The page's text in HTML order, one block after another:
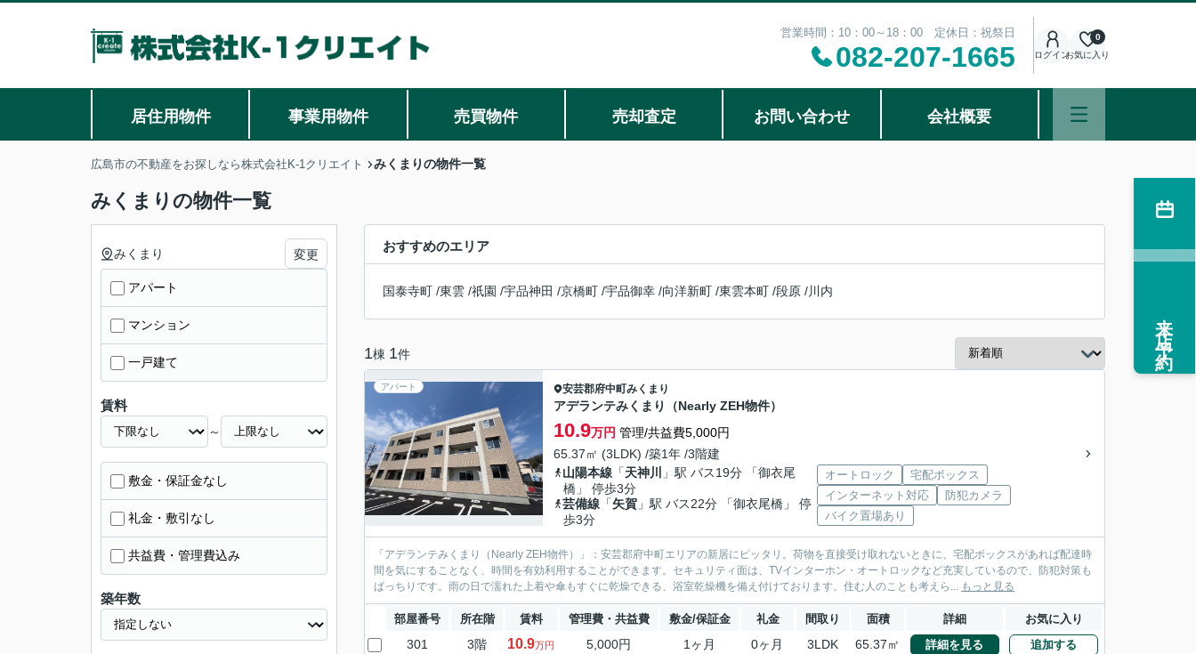
営業時間：10：00～18：00 定休日：祝祭日
082-207-1665 ログインお気に入り
0
居住用物件 事業用物件 売買物件 売却査定 お問い合わせ 会社概要
広島市の不動産をお探しなら株式会社K-1クリエイト みくまりの物件一覧
みくまりの物件一覧
おすすめのエリア
国泰寺町 /東雲 /祇園 /宇品神田 /京橋町 /宇品御幸 /向洋新町 /東雲本町 /段原 /川内
1棟 1件
アパート 安芸郡府中町みくまり
アデランテみくまり（Nearly ZEH物件）
10.9万円 管理/共益費5,000円
65.37㎡ (3LDK) /築1年 /3階建
山陽本線 「天神川
」駅 バス19分 「御衣尾
橋」 停歩3分
芸備線 「矢賀 」駅 バス22分 「御衣尾橋」 停
歩3分
オートロック
宅配ボックス
インターネット対応
防犯カメラ
バイク置場あり
「アデランテみくまり（Nearly ZEH物件）」：安芸郡府中町エリアの新居にピッタリ。荷物を直接受け取れないときに、宅配ボックスがあれば配達時
間を気にすることなく、時間を有効利用することができます。セキュリティ面は、TVインターホン・オートロックなど充実しているので、防犯対策も
ばっちりです。雨の日で濡れた上着や傘もすぐに乾燥できる、浴室乾燥機を備え付けております。住む人のことも考えら... もっと見る
部屋番号 所在階 賃料 管理費・共益費 敷金/保証金 礼金 間取り 面積 詳細 お気に入り
301 3階 10.9万円 5,000円 1ヶ月 0ヶ月 3LDK 65.37㎡ 詳細を見る 追加する
みくまり 変更
アパート
マンション
一戸建て
賃料
～
敷金・保証金なし
礼金・敷引なし
共益費・管理費込み
築年数
来店予約